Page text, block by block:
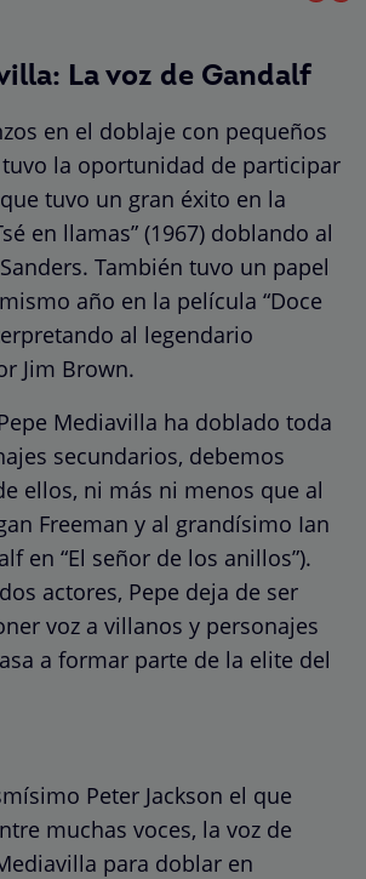
La voz de Gandalf
en el doblaje con pequeños
la oportunidad de participar
tuvo un gran éxito en la
en llamas” (1967) doblando al
También tuvo un papel
año en la película “Doce
al legendario
Jim Brown.
Mediavilla ha doblado toda
secundarios, debemos
ellos, ni más ni menos que al
Freeman y al grandísimo Ian
en “El señor de los anillos”).
actores, Pepe deja de ser
voz a villanos y personajes
a formar parte de la elite del
Peter Jackson el que
muchas voces, la voz de
para doblar en